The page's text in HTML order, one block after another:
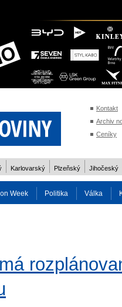
Kontakt
Archiv
Ceníky
Karlovarský Plzeňský Jihočeský
Week Politika Válka